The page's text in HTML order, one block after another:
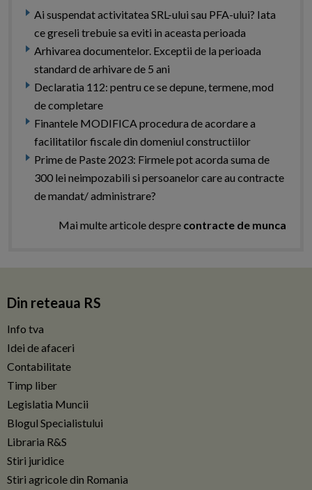
Ai suspendat activitatea SRL-ului sau PFA-ului? Iata
ce greseli trebuie sa eviti in aceasta perioada
Arhivarea documentelor. Exceptii de la perioada
standard de arhivare de 5 ani
Declaratia 112: pentru ce se depune, termene, mod
de completare
Finantele MODIFICA procedura de acordare a
facilitatilor fiscale din domeniul constructiilor
Prime de Paste 2023: Firmele pot acorda suma de
300 lei neimpozabili si persoanelor care au contracte
de mandat/ administrare?
Mai multe articole despre contracte de munca
Din reteaua RS
Info tva
Idei de afaceri
Contabilitate
Timp liber
Legislatia Muncii
Blogul Specialistului
Libraria R&S
Stiri juridice
Stiri agricole din Romania